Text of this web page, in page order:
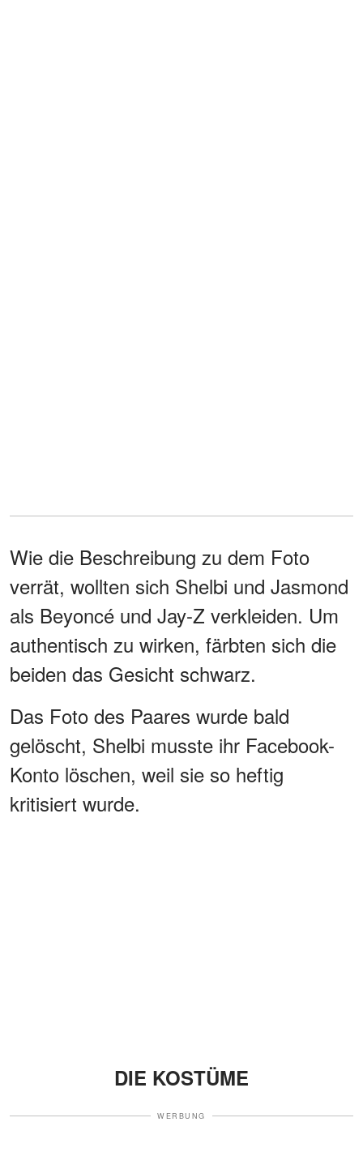
Wie die Beschreibung zu dem Foto
verrät, wollten sich Shelbi und Jasmond
als Beyoncé und Jay-Z verkleiden. Um
authentisch zu wirken, färbten sich die
beiden das Gesicht schwarz.
Das Foto des Paares wurde bald
gelöscht, Shelbi musste ihr Facebook-
Konto löschen, weil sie so heftig
kritisiert wurde.
DIE KOSTÜME
WERBUNG